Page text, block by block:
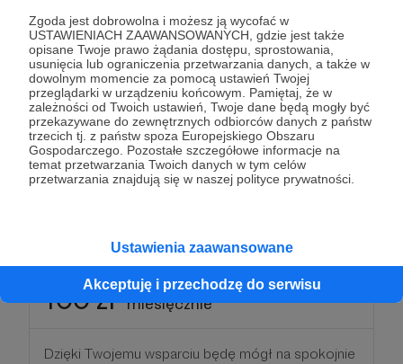
Zgoda jest dobrowolna i możesz ją wycofać w
USTAWIENIACH ZAAWANSOWANYCH, gdzie jest także
opisane Twoje prawo żądania dostępu, sprostowania,
usunięcia lub ograniczenia przetwarzania danych, a także w
dowolnym momencie za pomocą ustawień Twojej
przeglądarki w urządzeniu końcowym. Pamiętaj, że w
zależności od Twoich ustawień, Twoje dane będą mogły być
przekazywane do zewnętrznych odbiorców danych z państw
trzecich tj. z państw spoza Europejskiego Obszaru
Gospodarczego. Pozostałe szczegółowe informacje na
temat przetwarzania Twoich danych w tym celów
przetwarzania znajdują się w naszej polityce prywatności.
Ustawienia zaawansowane
Akceptuję i przechodzę do serwisu
50 zł miesięcznie
50 zł miesięcznie to aktywne uczestniczenie w
mojej kawiarence literackiej. Raz w miesiącu
zaproszę Cię na specjalne zajęcia, które łączyć
będą naukę języka oraz zagadnienia kulturowe.
100 zł miesięcznie
Dzięki Twojemu wsparciu będę mógł na spokojnie